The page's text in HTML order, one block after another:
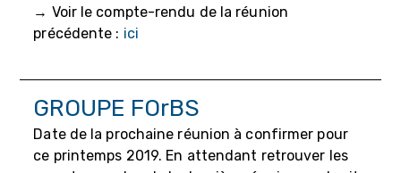
→ Voir le compte-rendu de la réunion
précédente : ici
GROUPE FOrBS
Date de la prochaine réunion à confirmer pour
ce printemps 2019. En attendant retrouver les